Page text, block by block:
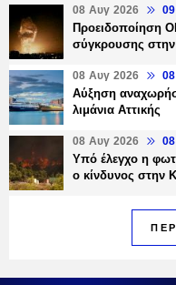
08 Αυγ 2026
Προειδοποίηση
σύγκρουσης
08 Αυγ 2026
Αύξηση
λιμάνια Αττικής
08 Αυγ 2026
Υπό έλεγχο η
ο κίνδυνος στην